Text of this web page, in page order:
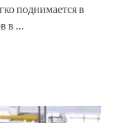
поднимается в
в …